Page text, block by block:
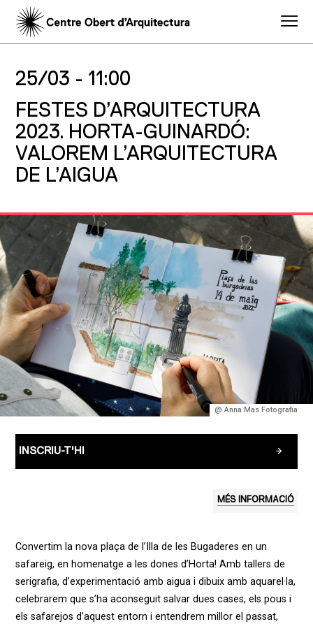
25/03 - 11:00
FESTES D’ARQUITECTURA
2023. HORTA-GUINARDÓ:
VALOREM L’ARQUITECTURA
DE L’AIGUA
@ Anna Mas Fotografia
INSCRIU-T'HI
MÉS INFORMACIÓ
Convertim la nova plaçade l’Illade les Bugaderes en un
safareig, en homenatge a les dones d’Horta! Amb tallers de
serigrafia, d’experimentació amb aigua i dibuix amb aquarel·la,
celebrarem que s’ha aconseguitsalvar dues cases, els pous i
els safarejos d’aquest entorn i entendrem millorel passat,